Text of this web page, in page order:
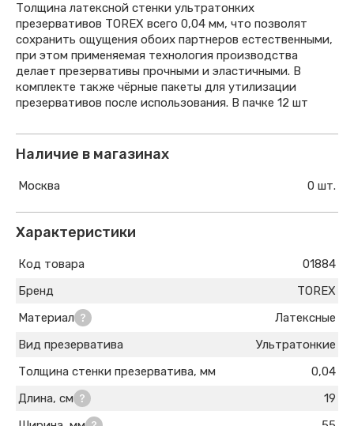
Толщина латексной стенки ультратонких
презервативов TOREX всего 0,04 мм, что позволят
сохранить ощущения обоих партнеров естественными,
при этом применяемая технология производства
делает презервативы прочными и эластичными. В
комплекте также чёрные пакеты для утилизации
презервативов после использования. В пачке 12 шт
Наличие в магазинах
Москва 0 шт.
Характеристики
Код товара
01884
Бренд
TOREX
Материал
Латексные
Вид презерватива
Ультратонкие
Толщина стенки презерватива, мм
0,04
Длина, см
19